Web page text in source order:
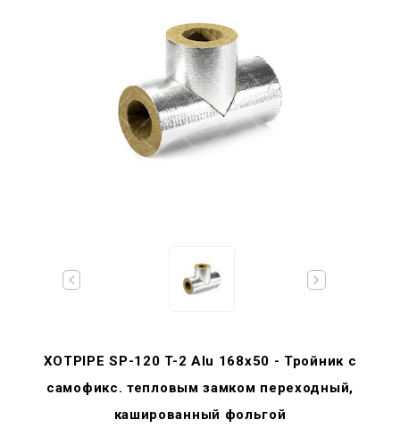
XOTPIPE SP-120 T-2 Alu 168x50 - Тройник c
самофикс. тепловым замком переходный,
кашированный фольгой